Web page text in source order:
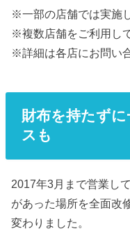
※一部の店舗では実施
※複数店舗をご利用し
※詳細は各店にお問い
財布を持たず
スも
2017年3月まで営業し
があった場所を全面改
変わりました。